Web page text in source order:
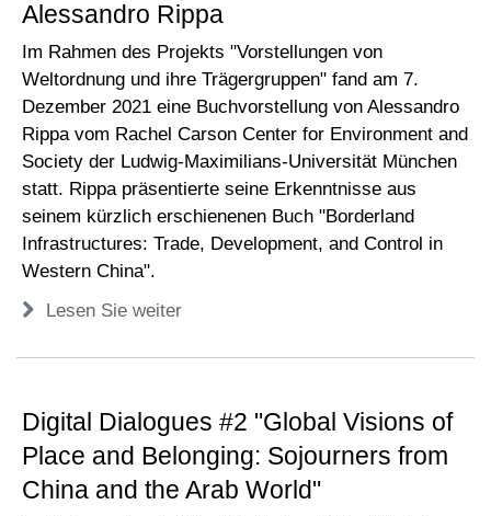
Alessandro Rippa
Im Rahmen des Projekts "Vorstellungen von
Weltordnung und ihre Trägergruppen" fand am 7.
Dezember 2021 eine Buchvorstellung von Alessandro
Rippa vom Rachel Carson Center for Environment and
Society der Ludwig-Maximilians-Universität München
statt. Rippa präsentierte seine Erkenntnisse aus
seinem kürzlich erschienenen Buch "Borderland
Infrastructures: Trade, Development, and Control in
Western China".
Lesen Sie weiter
Digital Dialogues #2 "Global Visions of
Place and Belonging: Sojourners from
China and the Arab World"